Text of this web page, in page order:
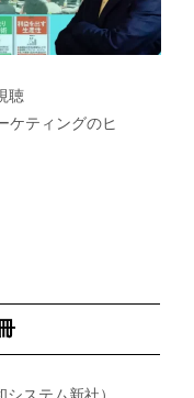
聴
ケティングのヒ